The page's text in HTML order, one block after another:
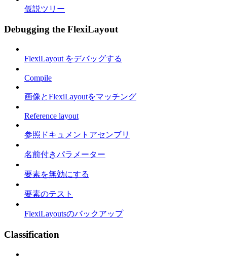
仮説ツリー
Debugging the FlexiLayout
FlexiLayout をデバッグする
Compile
画像とFlexiLayoutをマッチング
Reference layout
参照ドキュメントアセンブリ
名前付きパラメーター
要素を無効にする
要素のテスト
FlexiLayoutsのバックアップ
Classification